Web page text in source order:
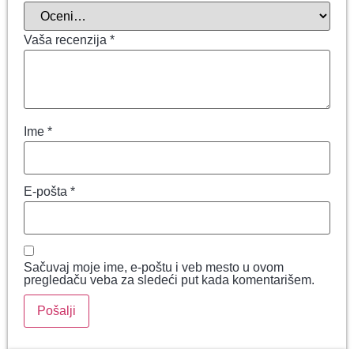
Vaša recenzija *
Ime *
E-pošta *
Sačuvaj moje ime, e-poštu i veb mesto u ovom
pregledaču veba za sledeći put kada komentarišem.